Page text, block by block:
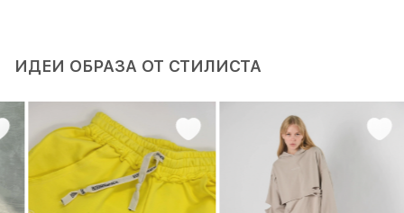
ИДЕИ ОБРАЗА ОТ СТИЛИСТА